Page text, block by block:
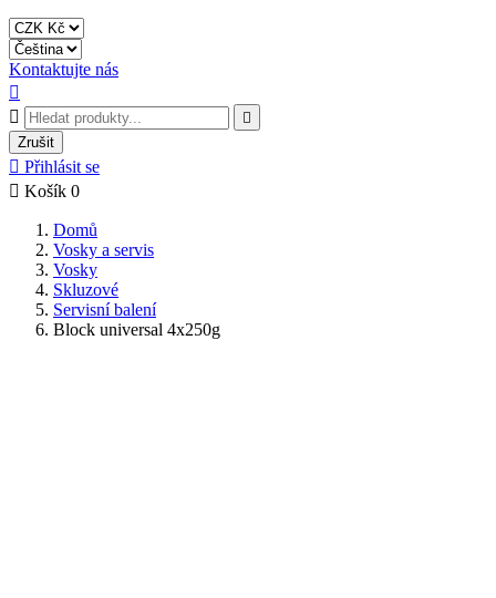
Kontaktujte nás



Zrušit
 Přihlásit se
 Košík 0
Domů
Vosky a servis
Vosky
Skluzové
Servisní balení
Block universal 4x250g